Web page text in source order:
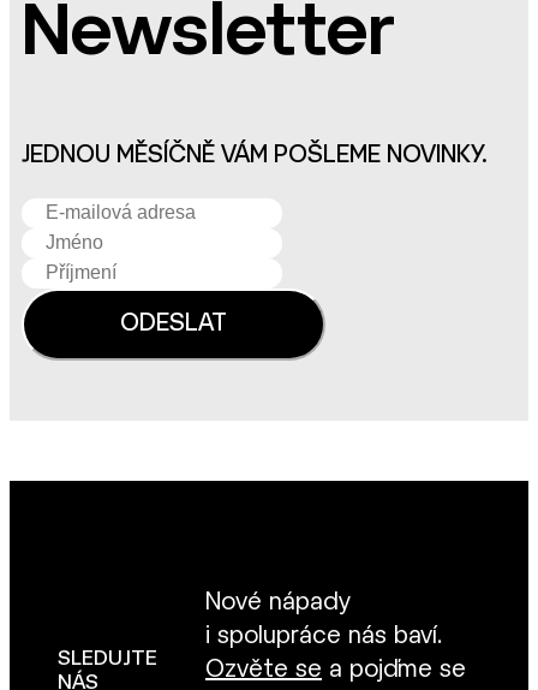
Newsletter
JEDNOU MĚSÍČNĚ VÁM POŠLEME NOVINKY.
SLEDUJTE
NÁS
Nové nápady
i spolupráce nás baví.
Ozvěte se a pojďme se